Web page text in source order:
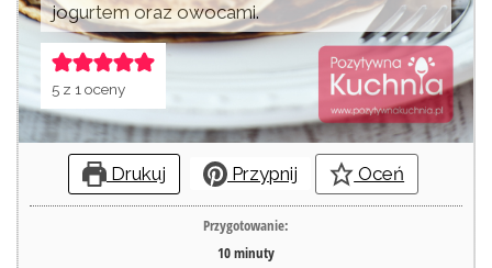
jogurtem oraz owocami.
5 z 1 oceny
Drukuj Przypnij Oceń
Przygotowanie:
10minuty